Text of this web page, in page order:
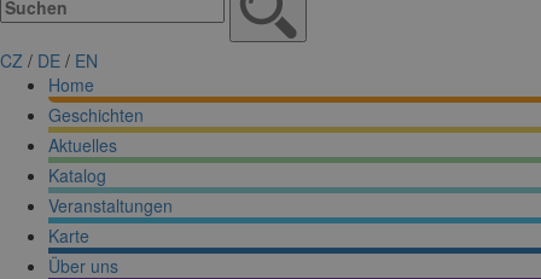
CZ / DE / EN
Home
Geschichten
Aktuelles
Katalog
Veranstaltungen
Karte
Über uns